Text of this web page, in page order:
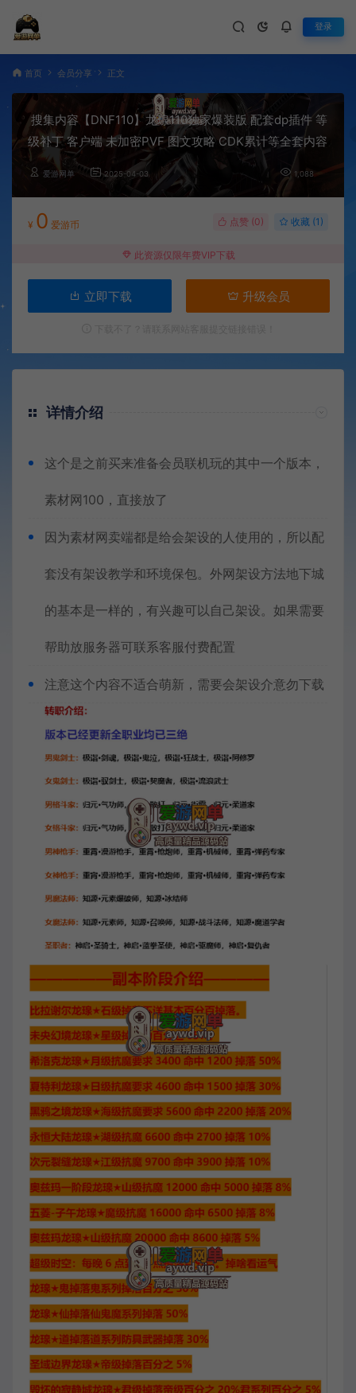
登录
首页 会员分享 正文
搜集内容【DNF110】龙瑔110独家爆装版 配套dp插件 等
级补丁 客户端 未加密PVF 图文攻略 CDK累计等全套内容
爱游网单 2025-04-03 1,088
¥ 0 爱游币 点赞 (0) 收藏 (1)
此资源仅限年费VIP下载
立即下载 升级会员
详情介绍
这个是之前买来准备会员联机玩的其中一个版本，
素材网100，直接放了
因为素材网卖端都是给会架设的人使用的，所以配
套没有架设教学和环境保包。外网架设方法地下城
的基本是一样的，有兴趣可以自己架设。如果需要
帮助放服务器可联系客服付费配置
注意这个内容不适合萌新，需要会架设介意勿下载